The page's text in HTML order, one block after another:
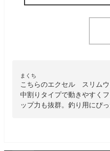
まくち
こちらのエクセル スリムウ
中割りタイプで動きやすく
ップ力も抜群。釣り用にぴ